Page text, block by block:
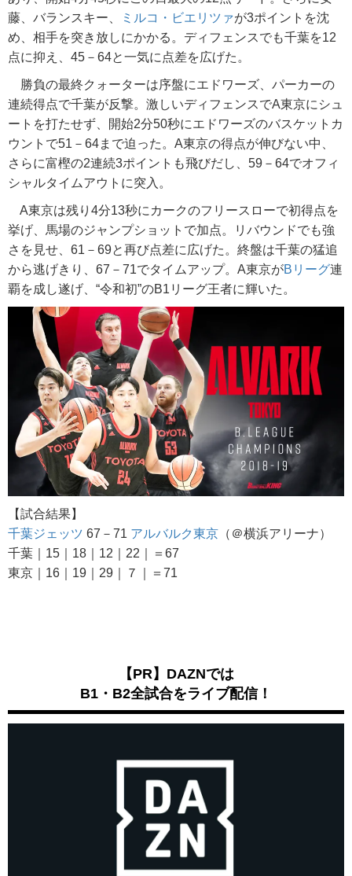
藤、バランスキー、
ミルコ・ビエリツァが3ポイントを沈
め、相手を突き放しにかかる。ディフェンスでも千葉を12
点に抑え、45－64と一気に点差を広げた。
勝負の最終クォーターは序盤にエドワーズ、パーカーの
連続得点で千葉が反撃。激しいディフェンスでA東京にシュ
ートを打たせず、開始2分50秒にエドワーズのバスケットカ
ウントで51－64まで迫った。A東京の得点が伸びない中、
さらに富樫の2連続3ポイントも飛びだし、59－64でオフィ
シャルタイムアウトに突入。
A東京は残り4分13秒にカークのフリースローで初得点を
挙げ、馬場のジャンプショットで加点。リバウンドでも強
さを見せ、61－69と再び点差に広げた。終盤は千葉の猛追
から逃げきり、67－71でタイムアップ。A東京がBリーグ連
覇を成し遂げ、“令和初”のB1リーグ王者に輝いた。
【試合結果】
千葉ジェッツ 67－71 アルバルク東京 （＠横浜アリーナ）
千葉｜15｜18｜12｜22｜＝67
東京｜16｜19｜29｜７｜＝71
【PR】DAZNでは
B1・B2全試合をライブ配信！